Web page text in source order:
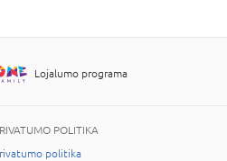
Lojalumo programa
POLITIKA
politika